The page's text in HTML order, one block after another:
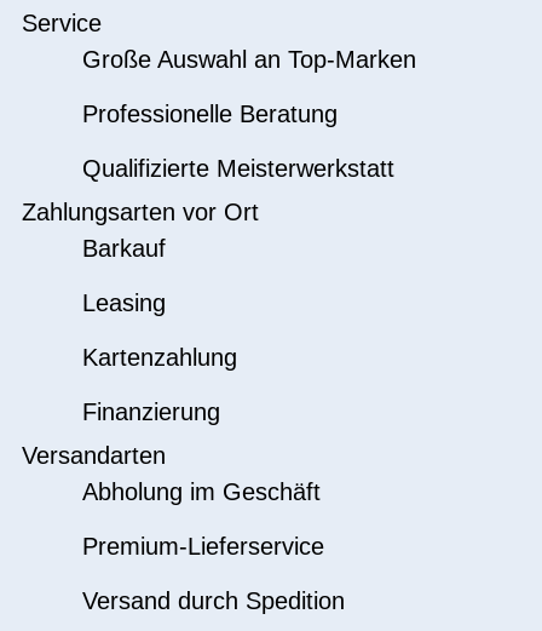
Service
Große Auswahl an Top-Marken
Professionelle Beratung
Qualifizierte Meisterwerkstatt
Zahlungsarten vor Ort
Barkauf
Leasing
Kartenzahlung
Finanzierung
Versandarten
Abholung im Geschäft
Premium-Lieferservice
Versand durch Spedition